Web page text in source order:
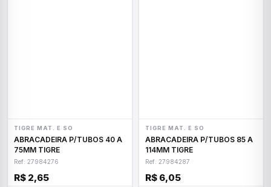
TIGRE MAT. E SO
ABRACADEIRA P/TUBOS 40 A
75MM TIGRE
Ref: 27984276
R$ 2,65
TIGRE MAT. E SO
ABRACADEIRA P/TUBOS 85 A
114MM TIGRE
Ref: 27984287
R$ 6,05